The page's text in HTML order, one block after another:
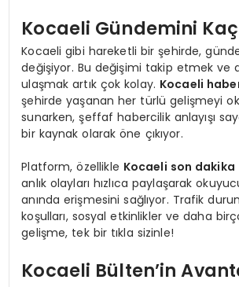
Kocaeli Gündemini
Kocaeli gibi hareketli bir şehirde,
değişiyor. Bu değişimi takip etmek ve
ulaşmak artık çok kolay. Kocaeli
şehirde yaşanan her türlü gelişmeyi
sunarken, şeffaf habercilik anlayışı
bir kaynak olarak öne çıkıyor.
Platform, özellikle Kocaeli son dakika
anlık olayları hızlıca paylaşarak
anında erişmesini sağlıyor. Trafik
koşulları, sosyal etkinlikler ve daha
gelişme, tek bir tıkla sizinle!
Kocaeli Bülten’in